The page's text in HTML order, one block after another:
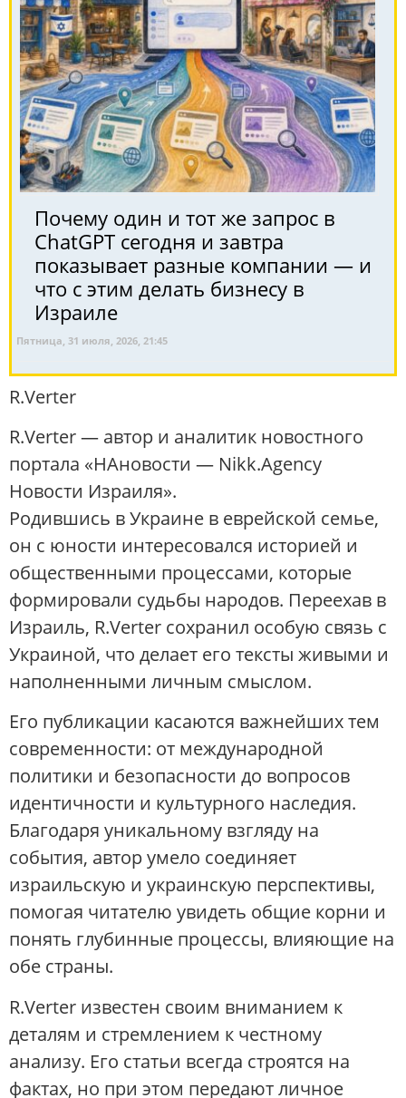
Почему один и тот же запрос в
ChatGPT сегодня и завтра
показывает разные компании — и
что с этим делать бизнесу в
Израиле
Пятница, 31 июля, 2026, 21:45
R.Verter
R.Verter — автор и аналитик новостного
портала «НАновости — Nikk.Agency
Новости Израиля».
Родившись в Украине в еврейской семье,
он с юности интересовался историей и
общественными процессами, которые
формировали судьбы народов. Переехав в
Израиль, R.Verter сохранил особую связь с
Украиной, что делает его тексты живыми и
наполненными личным смыслом.
Его публикации касаются важнейших тем
современности: от международной
политики и безопасности до вопросов
идентичности и культурного наследия.
Благодаря уникальному взгляду на
события, автор умело соединяет
израильскую и украинскую перспективы,
помогая читателю увидеть общие корни и
понять глубинные процессы, влияющие на
обе страны.
R.Verter известен своим вниманием к
деталям и стремлением к честному
анализу. Его статьи всегда строятся на
фактах, но при этом передают личное